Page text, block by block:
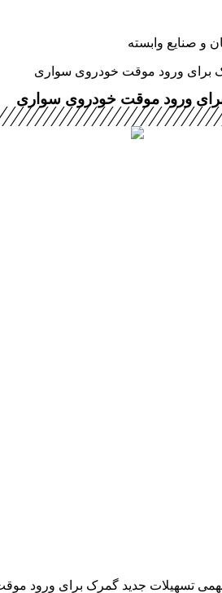
و صنایع وابسته
برای ورود موقت خودروی سواری
ورود موقت خودروی سواری
تسهیلات جدید گمرک برای ورود